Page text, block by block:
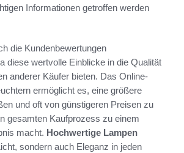
Informationen getroffen werden
die Kundenbewertungen
diese wertvolle Einblicke in die Qualität
anderer Käufer bieten. Das Online-
ermöglicht es, eine größere
und oft von günstigeren Preisen zu
gesamten Kaufprozess zu einem
macht. Hochwertige Lampen
sondern auch Eleganz in jeden